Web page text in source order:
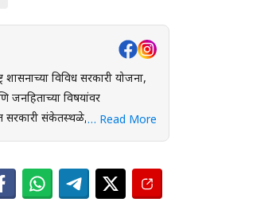
विविध सरकारी योजना,
जनहिताच्या विषयांवर
पडताळणी केली जाते. वाचकांना
वेळोवेळी अद्ययावत ठेवण्याचा
… Read More